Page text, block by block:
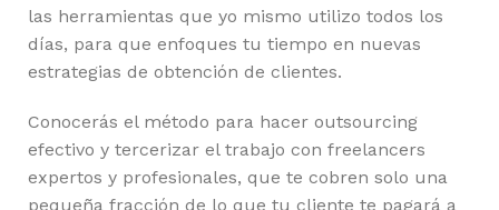
las herramientas que yo mismo utilizo todos los
días, para que enfoques tu tiempo en nuevas
estrategias de obtención de clientes.
Conocerás el método para hacer outsourcing
efectivo y tercerizar el trabajo con freelancers
expertos y profesionales, que te cobren solo una
pequeña fracción de lo que tu cliente te pagará a